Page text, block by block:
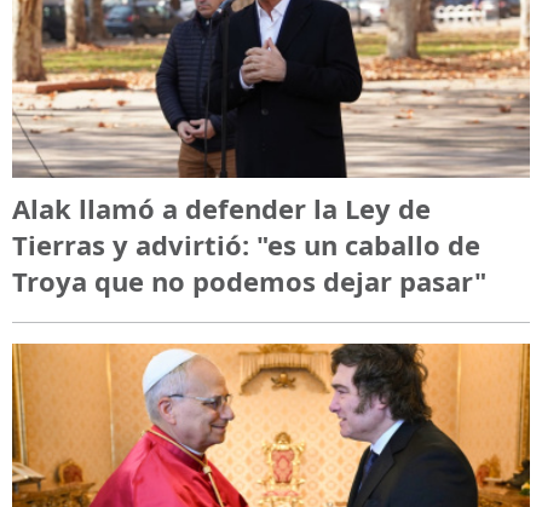
Alak llamó a defender la Ley de
Tierras y advirtió: "es un caballo de
Troya que no podemos dejar pasar"